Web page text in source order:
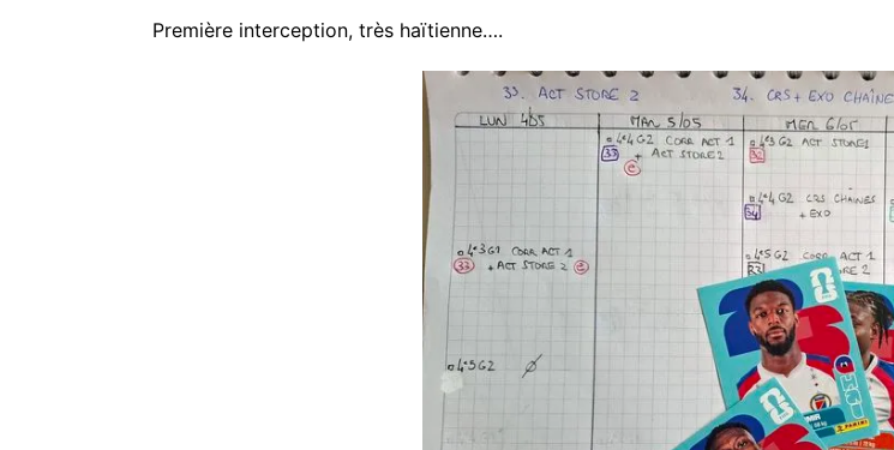
Première interception, très haïtienne….